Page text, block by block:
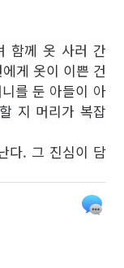
함께 옷 사러 간
게 옷이 이쁜 건
를 둔 아들이 아
지 머리가 복잡
다. 그 진심이 담